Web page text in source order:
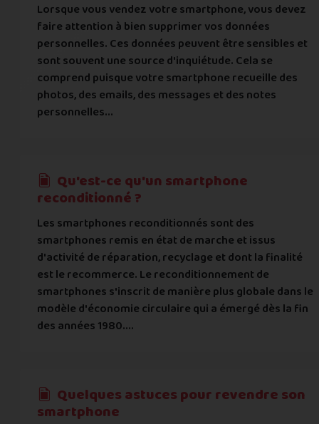
Lorsque vous vendez votre smartphone, vous devez
faire attention à bien supprimer vos données
personnelles. Ces données peuvent être sensibles et
sont souvent une source d'inquiétude. Cela se
comprend puisque votre smartphone recueille des
photos, des emails, des messages et des notes
personnelles...
Qu'est-ce qu'un smartphone
reconditionné ?
Les smartphones reconditionnés sont des
smartphones remis en état de marche et issus
d'activité de réparation, recyclage et dont la finalité
est le recommerce. Le reconditionnement de
smartphones s'inscrit de manière plus globale dans le
modèle d'économie circulaire qui a émergé dès la fin
des années 1980....
Quelques astuces pour revendre son
smartphone